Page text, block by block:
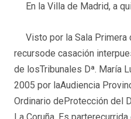
En la Villa de Madrid, a
Visto por la Sala Primera
recursode casación
de losTribunales Dª. María
2005 por laAudiencia
Ordinario deProtección del